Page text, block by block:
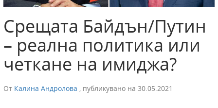
Срещата Байдън/Путин
– реална политика или
четкане на имиджа?
От Калина Андролова , публикувано на 30.05.2021